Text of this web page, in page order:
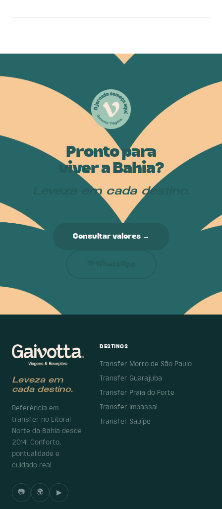
Pronto para
viver a Bahia?
Leveza em cada destino.
Consultar valores →
Leveza em
cada destino.
Referência em
transfer no Litoral
Norte da Bahia desde
2014. Conforto,
pontualidade e
cuidado real.
📷 🌍 ▶
DESTINOS
Transfer Morro de São Paulo
Transfer Guarajuba
Transfer Praia do Forte
Transfer Imbassaí
Transfer Sauípe